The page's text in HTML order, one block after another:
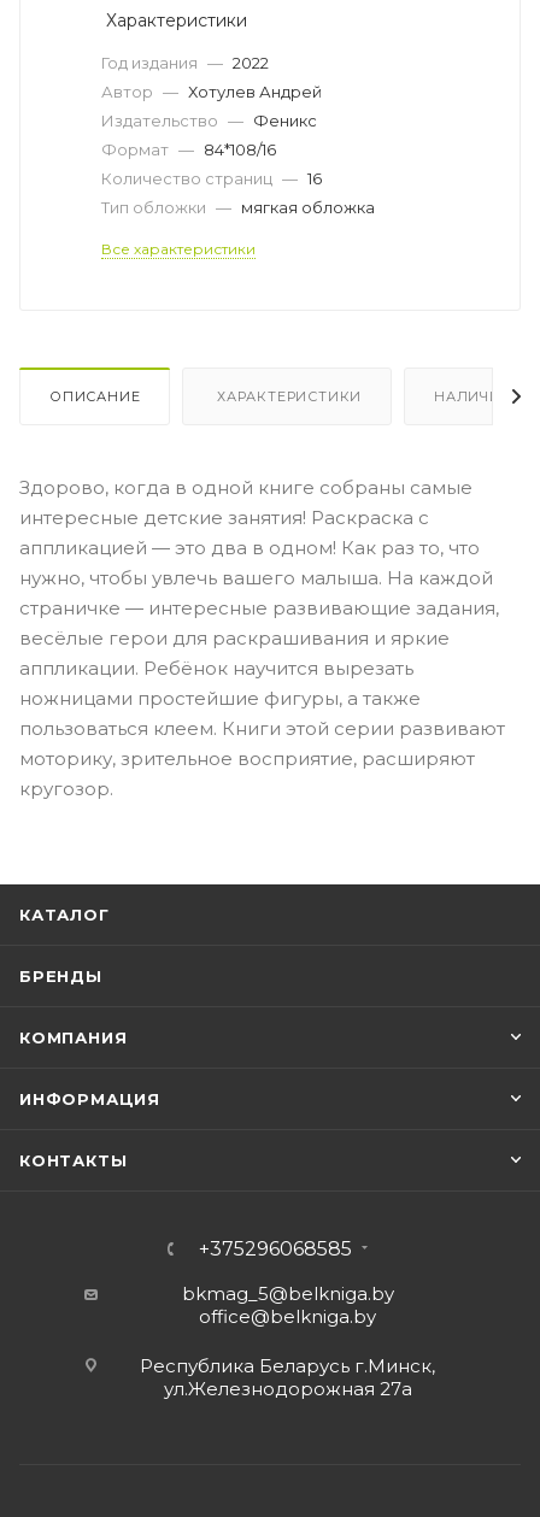
Характеристики
Год издания — 2022
Автор — Хотулев Андрей
Издательство — Феникс
Формат — 84*108/16
Количество страниц — 16
Тип обложки — мягкая обложка
Все характеристики
ОПИСАНИЕ ХАРАКТЕРИСТИКИ НАЛИЧИЕ
Здорово, когда в одной книге собраны самые
интересные детские занятия! Раскраска с
аппликацией — это два в одном! Как раз то, что
нужно, чтобы увлечь вашего малыша. На каждой
страничке — интересные развивающие задания,
весёлые герои для раскрашивания и яркие
аппликации. Ребёнок научится вырезать
ножницами простейшие фигуры, а также
пользоваться клеем. Книги этой серии развивают
моторику, зрительное восприятие, расширяют
кругозор.
КАТАЛОГ
БРЕНДЫ
КОМПАНИЯ
ИНФОРМАЦИЯ
КОНТАКТЫ
+375296068585
bkmag_5@belkniga.by
office@belkniga.by
Республика Беларусь г.Минск,
ул.Железнодорожная 27а